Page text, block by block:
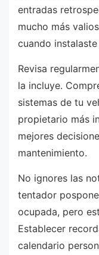
entradas
mucho más
cuando
Revisa
la incluye.
sistemas de tu
propietario más
mejores
mantenimiento.
No ignores las
tentador
ocupada, pero
Establecer
calendario